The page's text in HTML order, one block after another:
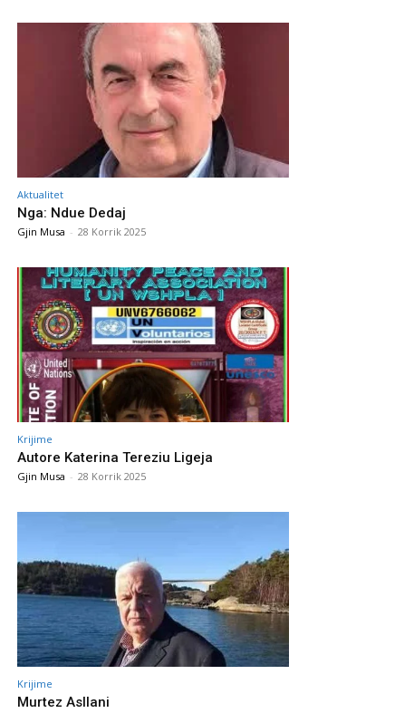
Aktualitet
Nga: Ndue Dedaj
Gjin Musa - 28 Korrik 2025
Krijime
Autore Katerina Tereziu Ligeja
Gjin Musa - 28 Korrik 2025
Krijime
Murtez Asllani